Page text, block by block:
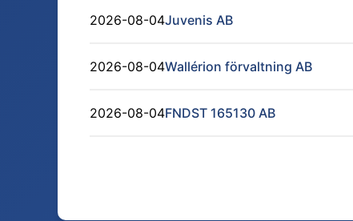
2026-08-04Juvenis AB
2026-08-04Wallérion förvaltning AB
2026-08-04FNDST 165130 AB